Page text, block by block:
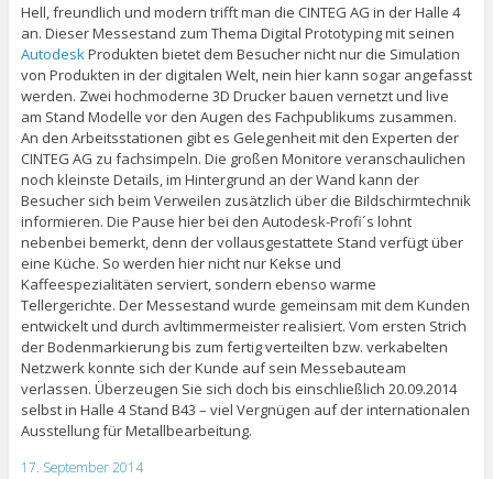
Hell, freundlich und modern trifft man die CINTEG AG in der Halle 4
an. Dieser Messestand zum Thema Digital Prototyping mit seinen
AutodeskProdukten bietet dem Besucher nicht nur die Simulation
von Produkten in der digitalen Welt, nein hier kann sogar angefasst
werden. Zwei hochmoderne 3D Drucker bauen vernetzt und live
am Stand Modelle vor den Augen des Fachpublikums zusammen.
An den Arbeitsstationen gibt es Gelegenheit mit den Experten der
CINTEG AG zu fachsimpeln. Die großen Monitore veranschaulichen
noch kleinste Details, im Hintergrund an der Wand kann der
Besucher sich beim Verweilen zusätzlich über die Bildschirmtechnik
informieren. Die Pause hier bei den Autodesk-Profi´s lohnt
nebenbei bemerkt, denn der vollausgestattete Stand verfügt über
eine Küche. So werden hier nicht nur Kekse und
Kaffeespezialitäten serviert, sondern ebenso warme
Tellergerichte. Der Messestand wurde gemeinsam mit dem Kunden
entwickelt und durch avltimmermeister realisiert. Vom ersten Strich
der Bodenmarkierung bis zum fertig verteilten bzw. verkabelten
Netzwerk konnte sich der Kunde auf sein Messebauteam
verlassen. Überzeugen Sie sich doch bis einschließlich 20.09.2014
selbst in Halle 4 Stand B43 – viel Vergnügen auf der internationalen
Ausstellung für Metallbearbeitung.
17. September 2014